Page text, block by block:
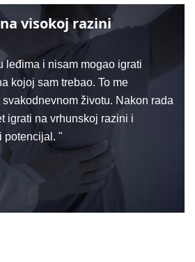
visokoj razini
leđima i nisam mogao igrati
kojoj sam trebao. To me
životu. Nakon rada
igrati na vrhunskoj razini i
potencijal. "